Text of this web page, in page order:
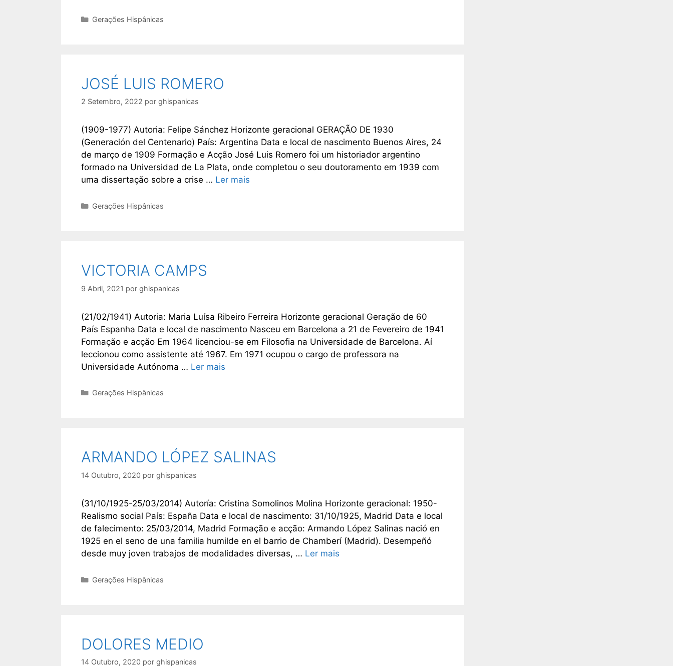
Categorias
Gerações Hispânicas
JOSÉ LUIS ROMERO
2 Setembro, 2022 por ghispanicas
(1909-1977) Autoria: Felipe Sánchez Horizonte geracional GERAÇÃO DE 1930
(Generación del Centenario) País: Argentina Data e local de nascimento Buenos Aires, 24
de março de 1909 Formação e Acção José Luis Romero foi um historiador argentino
formado na Universidad de La Plata, onde completou o seu doutoramento em 1939 com
uma dissertação sobre a crise … Ler mais
Categorias
Gerações Hispânicas
VICTORIA CAMPS
9 Abril, 2021 por ghispanicas
(21/02/1941) Autoria: Maria Luísa Ribeiro Ferreira Horizonte geracional Geração de 60
País Espanha Data e local de nascimento Nasceu em Barcelona a 21 de Fevereiro de 1941
Formação e acção Em 1964 licenciou-se em Filosofia na Universidade de Barcelona. Aí
leccionou como assistente até 1967. Em 1971 ocupou o cargo de professora na
Universidade Autónoma … Ler mais
Categorias
Gerações Hispânicas
ARMANDO LÓPEZ SALINAS
14 Outubro, 2020 por ghispanicas
(31/10/1925-25/03/2014) Autoría: Cristina Somolinos Molina Horizonte geracional: 1950-
Realismo social País: España Data e local de nascimento: 31/10/1925, Madrid Data e local
de falecimento: 25/03/2014, Madrid Formação e acção: Armando López Salinas nació en
1925 en el seno de una familia humilde en el barrio de Chamberí (Madrid). Desempeñó
desde muy joven trabajos de modalidades diversas, … Ler mais
Categorias
Gerações Hispânicas
DOLORES MEDIO
14 Outubro, 2020 por ghispanicas